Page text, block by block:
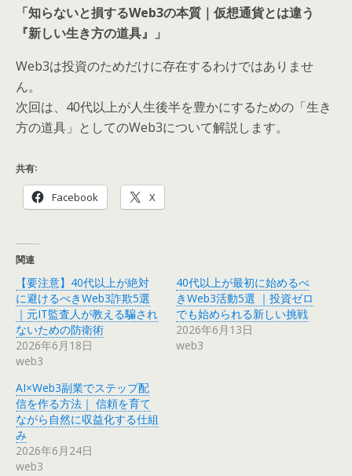
「知らないと損するWeb3の本質｜仮想通貨とは違う
『新しい生き方の道具』」
Web3は投資のためだけに存在するわけではありませ
ん。
次回は、40代以上が人生後半を豊かにするための「生き
方の道具」としてのWeb3について解説します。
共有:
Facebook X
関連
【要注意】40代以上が絶対
に避けるべきWeb3詐欺5選
｜元IT監査人が教える騙され
ないための防衛術
2026年6月18日
web3
40代以上が最初に始めるべ
きWeb3活動5選 ｜投資ゼロ
でも始められる新しい挑戦
2026年6月13日
web3
AI×Web3副業でステップ配
信を作る方法｜ 信頼を育て
ながら自然に収益化する仕組
み
2026年6月24日
web3